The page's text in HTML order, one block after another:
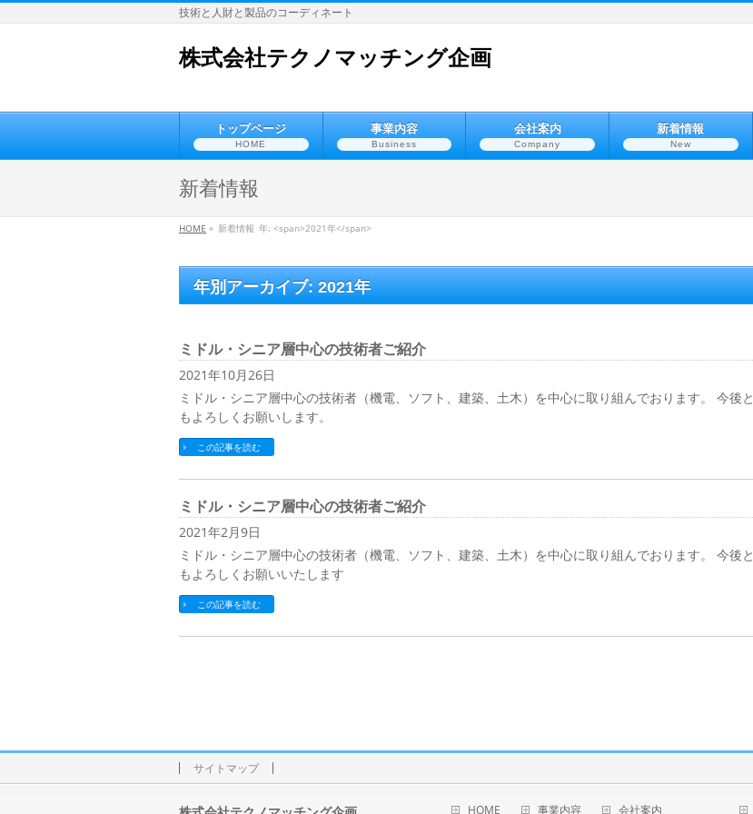
技術と人財と製品のコーディネート
株式会社テクノマッチング企画
トップページ
HOME
事業内容
Business
会社案内
Company
新着情報
New
新着情報
HOME » 新着情報 年: <span>2021年</span>
年別アーカイブ: 2021年
ミドル・シニア層中心の技術者ご紹介
2021年10月26日
ミドル・シニア層中心の技術者（機電、ソフト、建築、土木）を中心に取り組んでおります。 今後と
もよろしくお願いします。
この記事を読む
ミドル・シニア層中心の技術者ご紹介
2021年2月9日
ミドル・シニア層中心の技術者（機電、ソフト、建築、土木）を中心に取り組んでおります。 今後と
もよろしくお願いいたします
この記事を読む
サイトマップ
HOME 事業内容 会社案内